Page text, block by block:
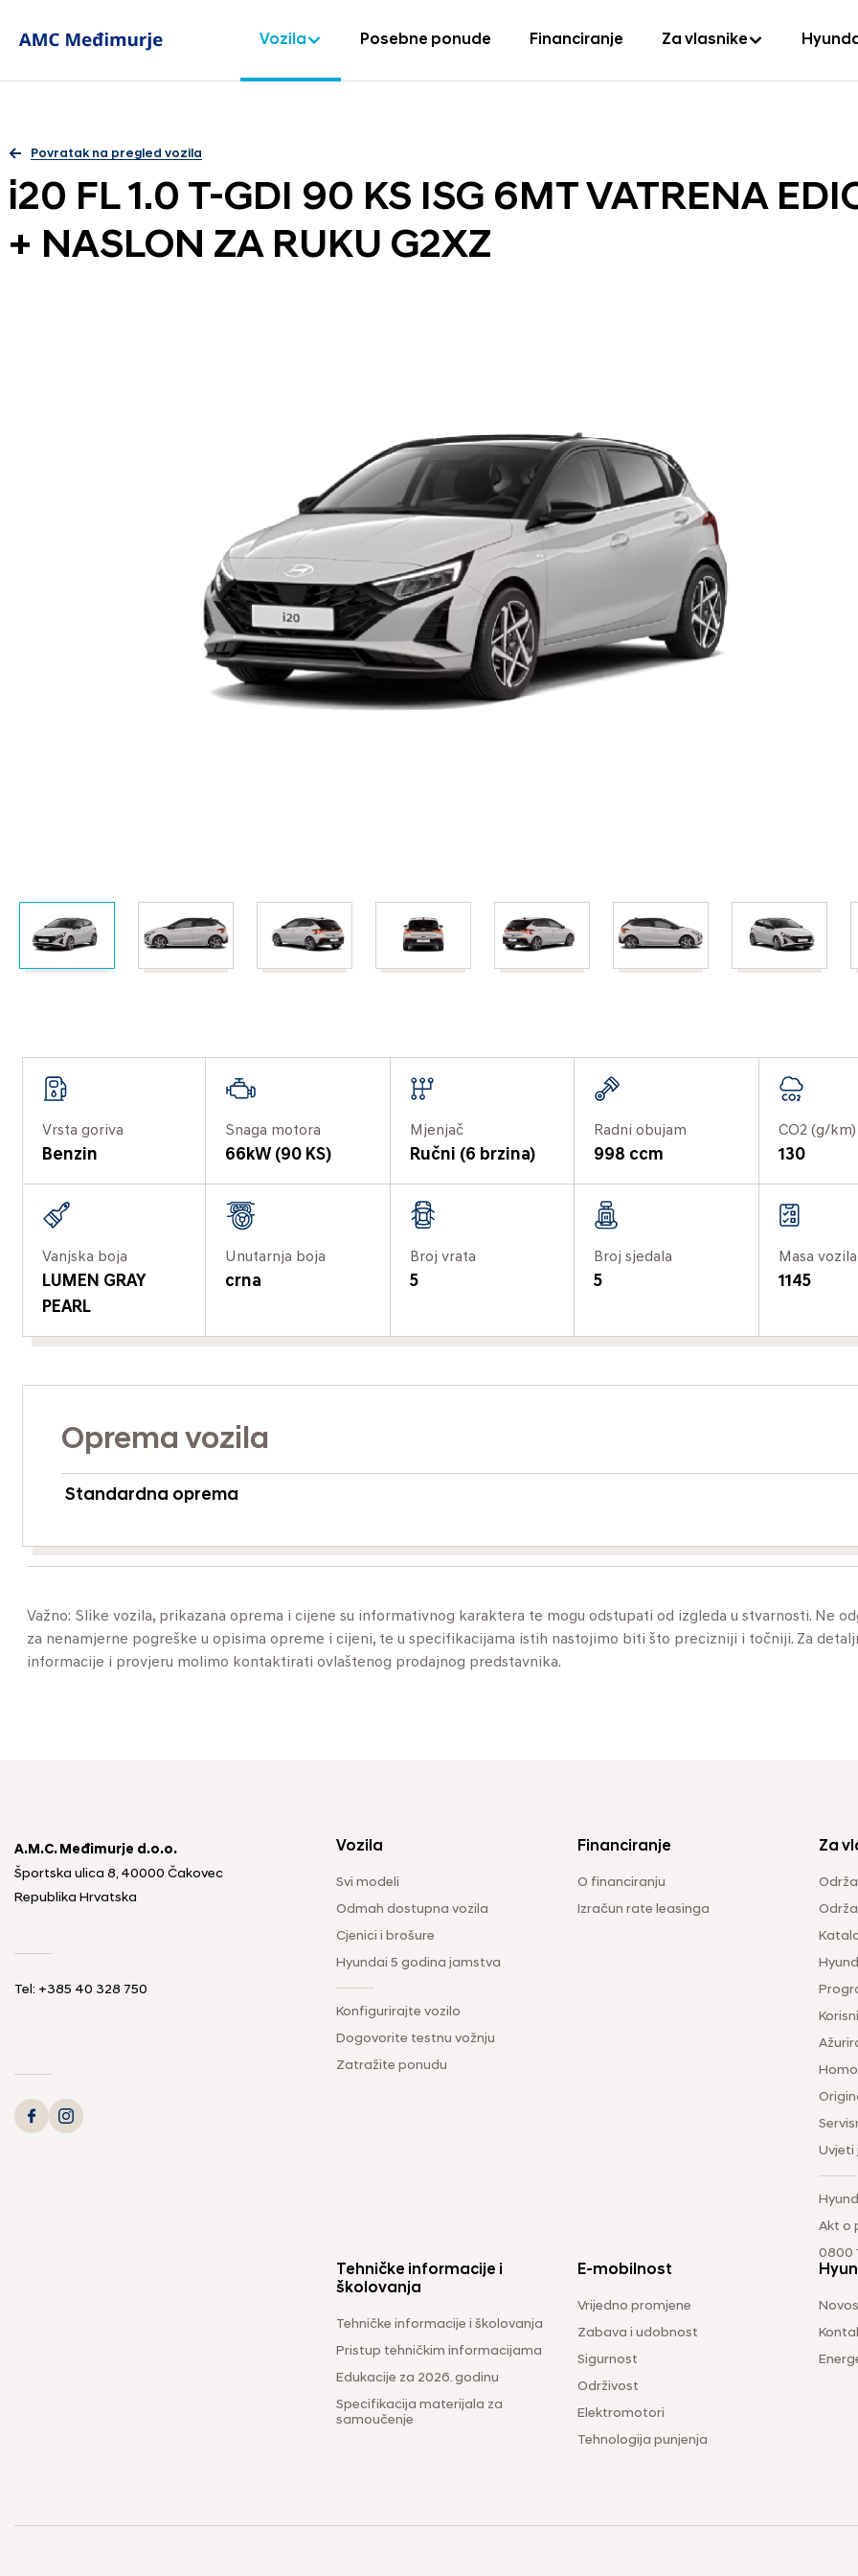
Vozila Posebne ponude Financiranje Za vlasnike
Povratak na pregled vozila
i20 FL 1.0 T-GDI 90 KS ISG 6MT VATRENA
+ NASLON ZA RUKU G2XZ
Vrsta goriva
Benzin
Snaga motora
66kW (90 KS)
Mjenjač
Ručni (6 brzina)
Radni obujam
998 ccm
CO2 (g/km)
130
Vanjska boja
LUMEN GRAY
PEARL
Unutarnja boja
crna
Broj vrata
5
Broj sjedala
5
Masa
1145
Oprema vozila
Standardna oprema
Važno: Slike vozila, prikazana oprema i cijene su informativnog karaktera te mogu odstupati od izgleda u stvarnosti. Ne
za nenamjerne pogreške u opisima opreme i cijeni, te u specifikacijama istih nastojimo biti što precizniji i točniji. Za
informacije i provjeru molimo kontaktirati ovlaštenog prodajnog predstavnika.
A.M.C. Međimurje d.o.o.
Športska ulica 8, 40000 Čakovec
Republika Hrvatska
Tel: +385 40 328 750
Vozila
Svi modeli
Odmah dostupna vozila
Cjenici i brošure
Hyundai 5 godina jamstva
Konfigurirajte vozilo
Dogovorite testnu vožnju
Zatražite ponudu
Financiranje
O financiranju
Izračun rate leasinga
Za
Uvjeti
Akt o
0800
Tehničke informacije i
školovanja
Tehničke informacije i školovanja
Pristup tehničkim informacijama
Edukacije za 2026. godinu
Specifikacija materijala za
samoučenje
E-mobilnost
Vrijedno promjene
Zabava i udobnost
Sigurnost
Održivost
Elektromotori
Tehnologija punjenja